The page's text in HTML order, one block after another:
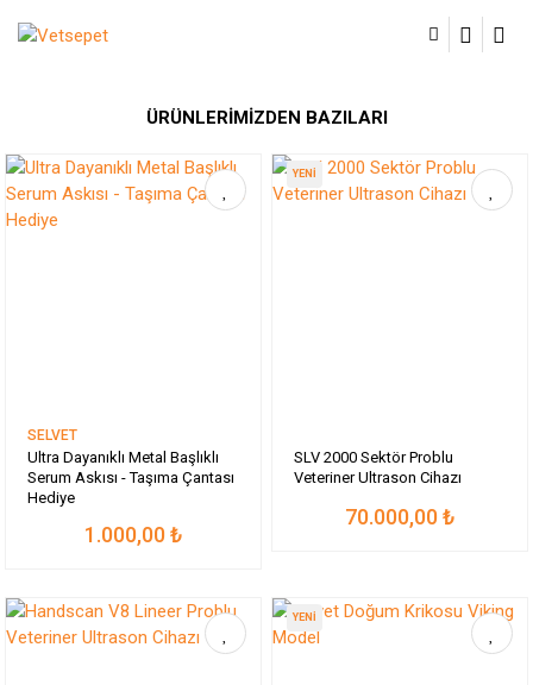
ÜRÜNLERİMİZDEN BAZILARI
SELVET
Ultra Dayanıklı Metal Başlıklı
Serum Askısı - Taşıma Çantası
Hediye
1.000,00 ₺
YENİ
SLV 2000 Sektör Problu
Veteriner Ultrason Cihazı
70.000,00 ₺
YENİ